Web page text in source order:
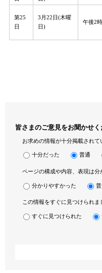
第25
日
3月22日(木曜
日)
午後2時
皆さまのご意見をお聞かせ
お求めの情報が十分掲載されて
十分だった 普通
ページの構成や内容、表現は分
分かりやすかった
この情報をすぐに見つけられま
すぐに見つけられた